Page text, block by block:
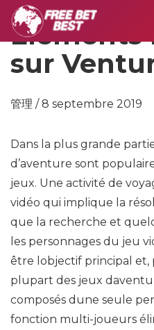
sur
管理 / 8 septembre 2019
Dans la plus grande
d’aventure sont
jeux. Une activité de
vidéo qui implique la
que la recherche et
les personnages du jeu
être lobjectif principal et,
plupart des jeux
composés dune seule
fonction multi-joueurs